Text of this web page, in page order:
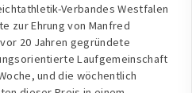
Verbandes Westfalen
zur Ehrung von Manfred
20 Jahren gegründete
Laufgemeinschaft
und die wöchentlich